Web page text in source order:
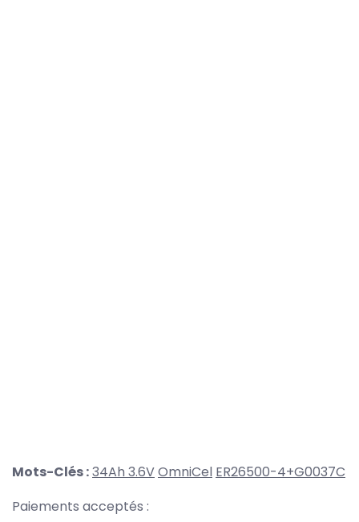
Mots-Clés :34Ah 3.6VOmniCel ER26500-4+G0037C
Paiements acceptés :